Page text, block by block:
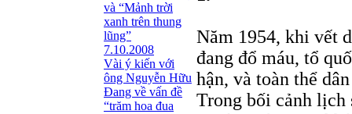
và “Mảnh trời
xanh trên thung
lũng”
7.10.2008
Vài ý kiến với
ông Nguyễn Hữu
Đang về vấn đề
“trăm hoa đua
Năm 1954, khi vết
đang đổ máu, tổ
hận, và toàn thể
Trong bối cảnh lịch